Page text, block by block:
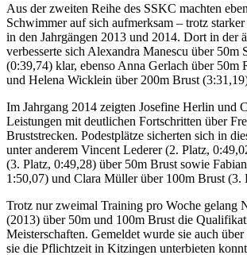
Aus der zweiten Reihe des SSKC machten
Schwimmer auf sich aufmerksam – trotz
in den Jahrgängen 2013 und 2014. Dort in der
verbesserte sich Alexandra Manescu über 50m
(0:39,74) klar, ebenso Anna Gerlach über 50m
und Helena Wicklein über 200m Brust
Im Jahrgang 2014 zeigten Josefine Herlin und
Leistungen mit deutlichen Fortschritten über
Bruststrecken. Podestplätze sicherten sich in
unter anderem Vincent Lederer (2. Platz,
(3. Platz, 0:49,28) über 50m Brust sowie
1:50,07) und Clara Müller über 100m Brust (3.
Trotz nur zweimal Training pro Woche gelang
(2013) über 50m und 100m Brust die
Meisterschaften. Gemeldet wurde sie auch
sie die Pflichtzeit in Kitzingen unterbieten